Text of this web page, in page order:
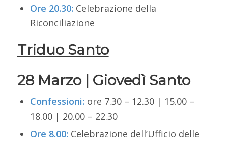
Ore 20.30: Celebrazione della
Riconciliazione
Triduo Santo
28 Marzo | Giovedì Santo
Confessioni: ore 7.30 – 12.30 | 15.00 –
18.00 | 20.00 – 22.30
Ore 8.00: Celebrazione dell’Ufficio delle